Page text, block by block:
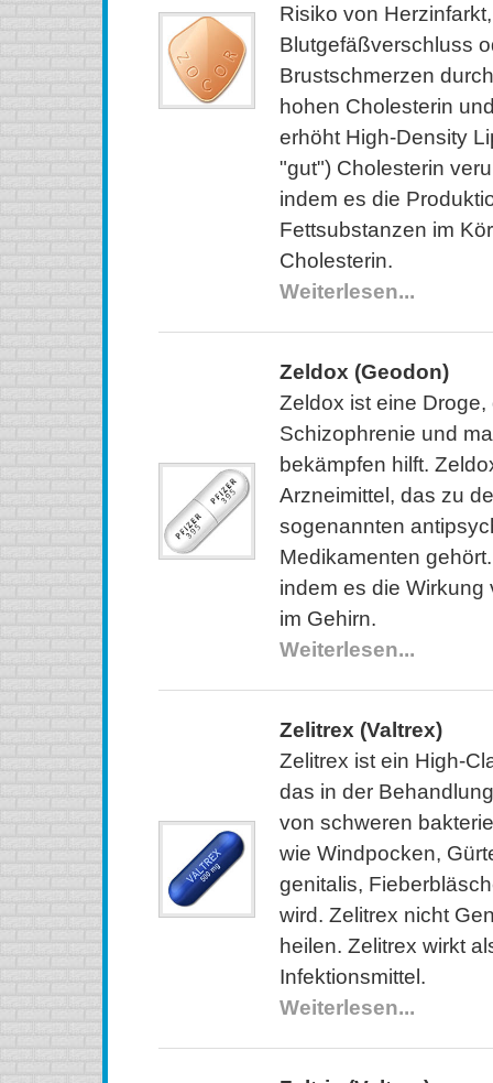
Risiko von
Blutgefäßverschluss
Brustschmerzen
hohen Cholesterin
erhöht High-Density
"gut") Cholesterin
indem es die
Fettsubstanzen im
Cholesterin.
Weiterlesen...
Zeldox (Geodon)
Zeldox ist eine Droge,
Schizophrenie und
bekämpfen hilft.
Arzneimittel, das zu
sogenannten
Medikamenten
indem es die Wirkung
im Gehirn.
Weiterlesen...
Zelitrex (Valtrex)
Zelitrex ist ein High-
das in der
von schweren
wie Windpocken,
genitalis,
wird. Zelitrex nicht
heilen. Zelitrex wirkt
Infektionsmittel.
Weiterlesen...